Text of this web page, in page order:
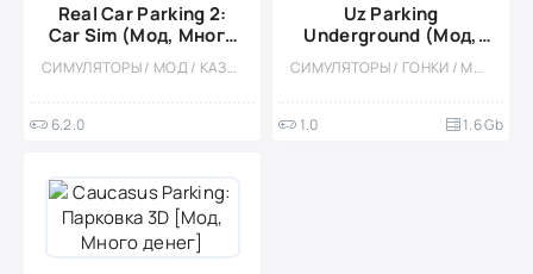
Real Car Parking 2:
Car Sim (Мод, Много
денег)
СИМУЛЯТОРЫ / МОД / КАЗУАЛЬНЫЕ / МНОГОПОЛЬЗОВАТЕЛЬСКАЯ / СОРЕВНОВАТЕЛЬНАЯ / ОДНОПОЛЬЗОВАТЕЛЬСКИЕ / СТИЛИЗАЦИЯ / ОФЛАЙН / 3D
6.2.0
Uz Parking
Underground (Мод,
Много денег)
СИМУЛЯТОРЫ / ГОНКИ / МОД / ВСТРОЕННЫЙ КЕШ / ОДНОПОЛЬЗОВАТЕЛЬСКИЕ / СТИЛИЗАЦИЯ / 3D / БОЛЬШАЯ
1.0 1.6 Gb